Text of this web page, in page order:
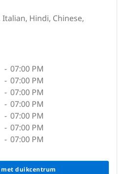
Hindi, Chinese,
- 07:00 PM
- 07:00 PM
- 07:00 PM
- 07:00 PM
- 07:00 PM
- 07:00 PM
- 07:00 PM
met duikcentrum